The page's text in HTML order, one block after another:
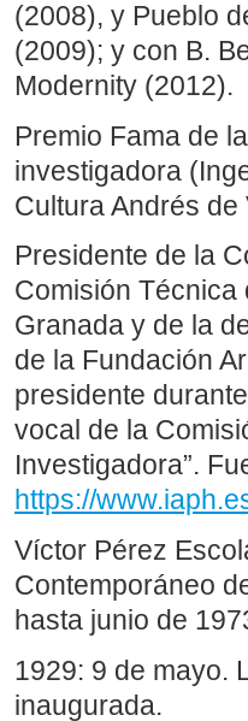
(2008), y Pueblo
(2009); y con B.
Modernity (2012).
Premio Fama de
investigadora
Cultura Andrés
Presidente de la
Comisión Técnica
Granada y de la
de la Fundación
presidente
vocal de la
Investigadora”.
https://
Víctor Pérez
Contemporáneo
hasta junio de
1929: 9 de mayo.
inaugurada.